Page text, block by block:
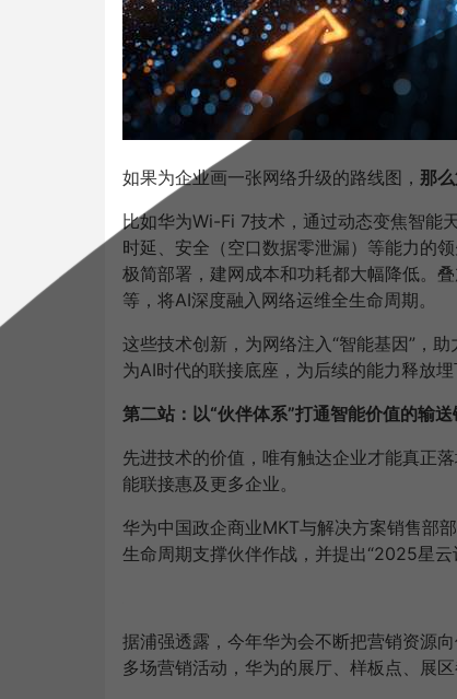
如果为企业画一张网络升级的路线图， 那
比如华为Wi-Fi 7技术，通过动态变焦智能
时延、安全（空口数据零泄漏）等能力的
极简部署，建网成本和功耗都大幅降低。
等，将AI深度融入网络运维全生命周期。
这些技术创新，为网络注入“智能基因”，
为AI时代的联接底座，为后续的能力释放埋
第二站：以“伙伴体系”打通智能价值的输送
先进技术的价值，唯有触达企业才能真正
能联接惠及更多企业。
华为中国政企商业MKT与解决方案销售部
生命周期支撑伙伴作战，并提出“2025星云
据浦强透露，今年华为会不断把营销资源
多场营销活动，华为的展厅、样板点、展